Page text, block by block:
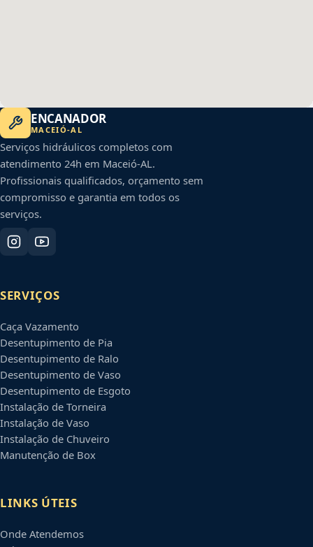
ENCANADOR
MACEIÓ-AL
Serviços hidráulicos completos com
atendimento 24h em Maceió-AL.
Profissionais qualificados, orçamento sem
compromisso e garantia em todos os
serviços.
SERVIÇOS
Caça Vazamento
Desentupimento de Pia
Desentupimento de Ralo
Desentupimento de Vaso
Desentupimento de Esgoto
Instalação de Torneira
Instalação de Vaso
Instalação de Chuveiro
Manutenção de Box
LINKS ÚTEIS
Onde Atendemos